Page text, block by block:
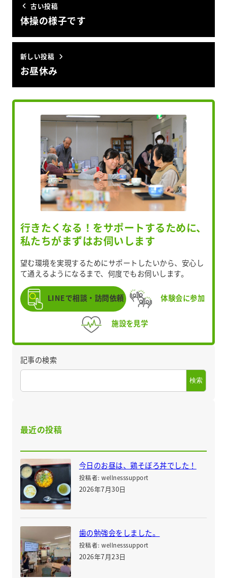
古い投稿
体操の様子です️
新しい投稿
お昼休み
行きたくなる！をサポートするために、
私たちがまずはお伺いします
望む環境を実現するためにサポートしたいから、安心し
て通えるようになるまで、何度でもお伺いします。
LINEで相談・訪問依頼 体験会に参加
施設を見学
記事の検索
検索
最近の投稿
今日のお昼は、鶏そぼろ丼でした！
投稿者: wellnesssupport
2026年7月30日
歯の勉強会をしました。
投稿者: wellnesssupport
2026年7月23日